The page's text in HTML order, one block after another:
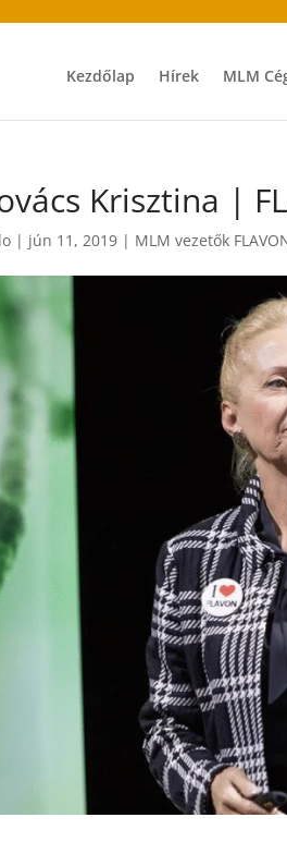
Kezdőlap Hírek MLM
Krisztina |
| jún 11, 2019 | MLM vezetők